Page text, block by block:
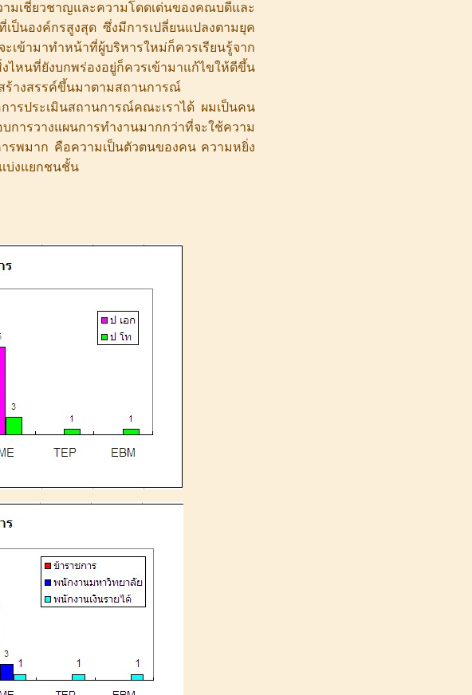
มเชี่ยวชาญและความโดดเด่นของคณบดีและ
ป็นองค์กรสูงสุด ซึ่งมีการเปลี่ยนแปลงตามยุค
ข้ามาทำหน้าที่ผู้บริหารใหม่ก็ควรเรียนรู้จาก
หนที่ยังบกพร่องอยู่ก็ควรเข้ามาแก้ไขให้ดีขึ้น
ร้างสรรค์ขึ้นมาตามสถานการณ์
ารประเมินสถานการณ์คณะเราได้ ผมเป็นคน
ารวางแผนการทำงานมากกว่าที่จะใช้ความ
รพมาก คือความเป็นตัวตนของคน ความหยิ่ง
บ่งแยกชนชั้น